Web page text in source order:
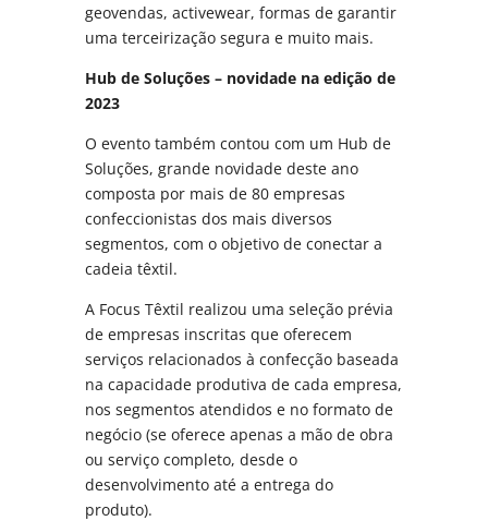
geovendas, activewear, formas de garantir
uma terceirização segura e muito mais.
Hub de Soluções – novidade na edição de
2023
O evento também contou com um Hub de
Soluções, grande novidade deste ano
composta por mais de 80 empresas
confeccionistas dos mais diversos
segmentos, com o objetivo de conectar a
cadeia têxtil.
A Focus Têxtil realizou uma seleção prévia
de empresas inscritas que oferecem
serviços relacionados à confecção baseada
na capacidade produtiva de cada empresa,
nos segmentos atendidos e no formato de
negócio (se oferece apenas a mão de obra
ou serviço completo, desde o
desenvolvimento até a entrega do
produto).